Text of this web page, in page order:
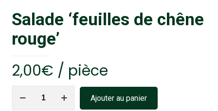
Salade ‘feuilles de chêne
rouge’
2,00€ / pièce
Ajouter au panier